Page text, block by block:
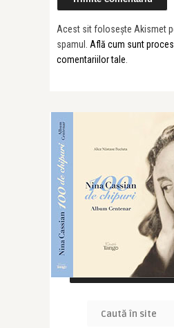
Acest sit folosește Akismet
spamul. Află cum sunt
comentariilor tale
CAUTĂ ÎN SITE